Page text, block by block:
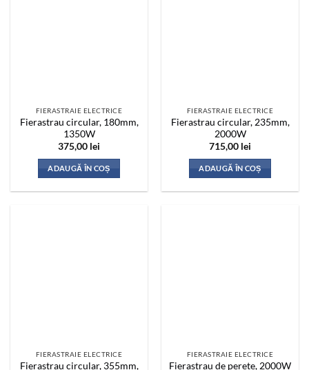
FIERASTRAIE ELECTRICE
Fierastrau circular, 180mm,
1350W
375,00 lei
ADAUGĂ ÎN COȘ
FIERASTRAIE ELECTRICE
Fierastrau circular, 235mm,
2000W
715,00 lei
ADAUGĂ ÎN COȘ
FIERASTRAIE ELECTRICE
Fierastrau circular, 355mm,
FIERASTRAIE ELECTRICE
Fierastrau de perete, 2000W